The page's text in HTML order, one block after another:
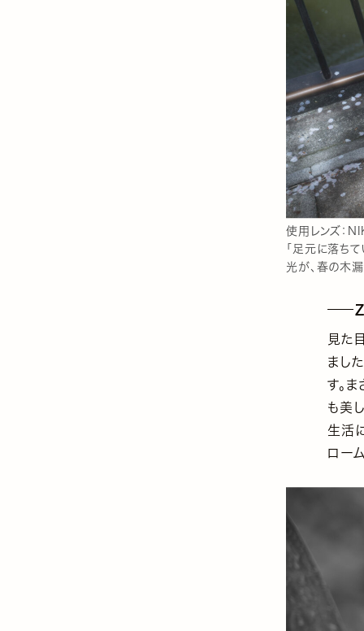
使用レンズ
「足元に落ち
光が、春の木
見た
まし
す。
も美
生活
ロー